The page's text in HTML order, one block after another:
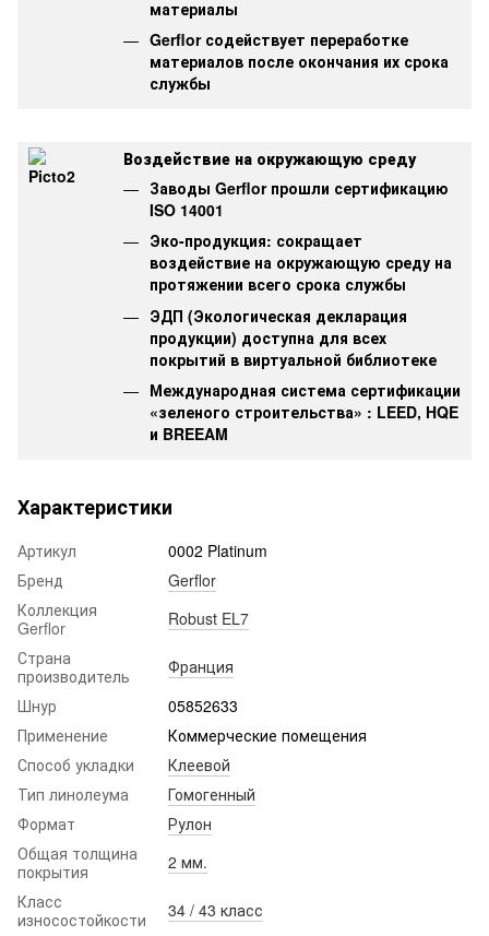
материалы
Gerflor содействует переработке
материалов после окончания их срока
службы
Воздействие на окружающую среду
Заводы Gerflor прошли сертификацию
ISO 14001
Эко-продукция: сокращает
воздействие на окружающую среду на
протяжении всего срока службы
ЭДП (Экологическая декларация
продукции) доступна для всех
покрытий в виртуальной библиотеке
Международная система сертификации
«зеленого строительства» : LEED, HQE
и BREEAM
Характеристики
Артикул
0002 Platinum
Бренд
Gerflor
Коллекция
Gerflor
Robust EL7
Страна
производитель
Франция
Шнур
05852633
Применение
Коммерческие помещения
Способ укладки
Клеевой
Тип линолеума
Гомогенный
Формат
Рулон
Общая толщина
покрытия
2 мм.
Класс
износостойкости
34 / 43 класс